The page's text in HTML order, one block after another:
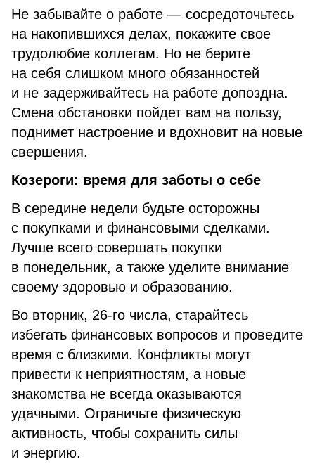
Не забывайте о работе — сосредоточьтесь
на накопившихся делах, покажите свое
трудолюбие коллегам. Но не берите
на себя слишком много обязанностей
и не задерживайтесь на работе допоздна.
Смена обстановки пойдет вам на пользу,
поднимет настроение и вдохновит на новые
свершения.
Козероги: время для заботы о себе
В середине недели будьте осторожны
с покупками и финансовыми сделками.
Лучше всего совершать покупки
в понедельник, а также уделите внимание
своему здоровью и образованию.
Во вторник, 26-го числа, старайтесь
избегать финансовых вопросов и проведите
время с близкими. Конфликты могут
привести к неприятностям, а новые
знакомства не всегда оказываются
удачными. Ограничьте физическую
активность, чтобы сохранить силы
и энергию.